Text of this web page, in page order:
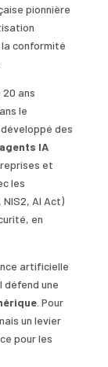
pionnière
conformité
20 ans
le
des
agents IA
et
les
NIS2, AI Act)
en
artificielle
défend une
. Pour
un levier
pour les